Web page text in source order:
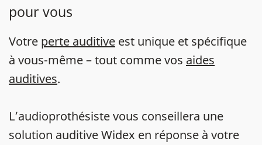
pour vous
Votre perte auditive est unique et spécifique
à vous-même – tout comme vos aides
auditives.
L’audioprothésiste vous conseillera une
solution auditive Widex en réponse à votre